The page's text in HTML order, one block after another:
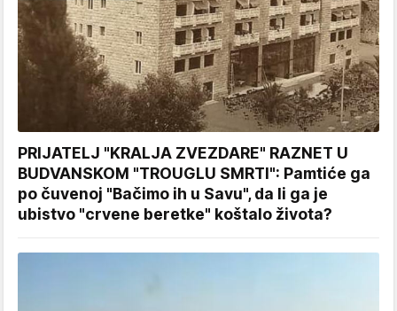
PRIJATELJ "KRALJA ZVEZDARE" RAZNET U
BUDVANSKOM "TROUGLU SMRTI": Pamtiće ga
po čuvenoj "Bačimo ih u Savu", da li ga je
ubistvo "crvene beretke" koštalo života?